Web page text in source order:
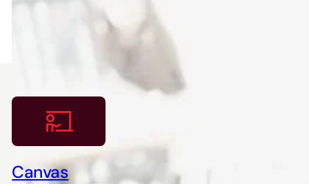
Canvas